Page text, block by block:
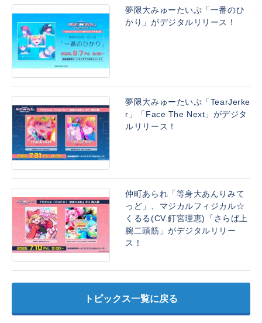
夢限大みゅーたいぷ「一番のひ
かり」がデジタルリリース！
夢限大みゅーたいぷ「TearJerke
r」「Face The Next」がデジタ
ルリリース！
仲町あられ「等身大あんりみて
っど」、マジカルフィジカル☆
くるる(CV.釘宮理恵)「さらば上
腕二頭筋」がデジタルリリー
ス！
トピックス一覧に戻る